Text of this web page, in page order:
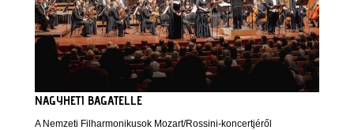
NAGYHETI BAGATELLE
A Nemzeti Filharmonikusok Mozart/Rossini-koncertjéről